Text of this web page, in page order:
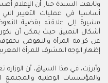
وتابعت السيدة حيار أن الإعلام
أساسيا في عمليات التغيير
مشيرة إلى علاقته بقضية
أشكال التمييز، حيث يمكن أن
عن كرامة المرأة والنهوض
إظهار الوجه المشرف للمرأة
وأبرزت، في هذا السياق، أن
والمؤسسات الوطنية والمجتمع